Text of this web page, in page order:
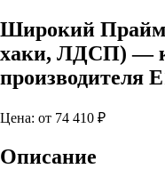
Широкий Прайм
хаки, ЛДСП) —
производителя
Цена: от 74 410 ₽
Описание